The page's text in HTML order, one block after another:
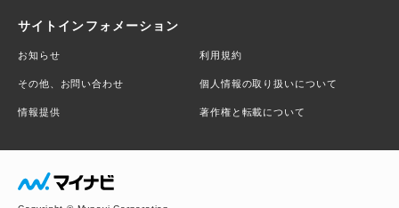
サイトインフォメーション
お知らせ 利用規約
その他、お問い合わせ 個人情報の取り扱いについて
情報提供 著作権と転載について